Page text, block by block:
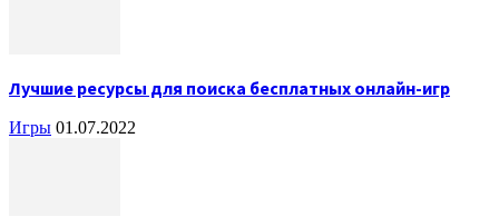
Лучшие ресурсы для поиска бесплатных онлайн-игр
Игры 01.07.2022